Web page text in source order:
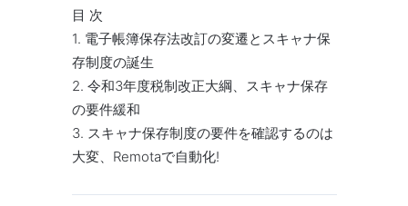
目 次
1. 電子帳簿保存法改訂の変遷とスキャナ保
存制度の誕生
2. 令和3年度税制改正大綱、スキャナ保存
の要件緩和
3. スキャナ保存制度の要件を確認するのは
大変、Remotaで自動化!